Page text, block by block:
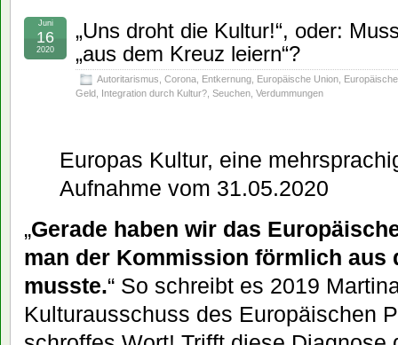
„Uns droht die Kultur!“, oder:
„aus dem Kreuz leiern“?
Autoritarismus Corona Entkernung Europäische Union
Geld Integration durch Kultur? Seuchen Verdummungen
Juni
16
2020
Europas Kultur, eine
Aufnahme vom 31.05.2020
„Gerade haben wir das
man der Kommission förmlich aus
musste.“ So schreibt es 2019
Kulturausschuss des Europäischen